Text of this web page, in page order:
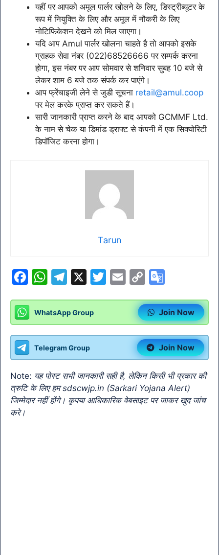
यहीं पर आपको अमूल पार्लर खोलने के लिए, डिस्ट्रीब्यूटर के
रूप में नियुक्ति के लिए और अमूल में नौकरी के लिए
नोटिफिकेशन देखने को मिल जाएगा।
यदि आप Amul पार्लर खोलना चाहते है तो आपको इसके
ग्राहक सेवा नंबर (022)68526666 पर सम्पर्क करना
होगा, इस नंबर पर आप सोमवार से शनिवार सुबह 10 बजे से
लेकर शाम 6 बजे तक संपर्क कर पाएंगे।
आप फ्रेंचाइजी लेने से जुडी सूचना retail@amul.coop
पर मेल करके प्राप्त कर सकते हैं।
सारी जानकारी प्राप्त करने के बाद आपको GCMMF Ltd.
के नाम से चेक या डिमांड ड्राफ्ट से कंपनी में एक सिक्योरिटी
डिपॉजिट करना होगा।
Tarun
F
c
e
b
o
o
k
W
at
s
A
p
p
T
e
gr
a
m
X
T
er
E
ai
l
C
p
y
Li
n
k
o
gl
e
Tr
a
n
sl
WhatsApp Group Join Now
Telegram Group Join Now
Note: यह पोस्ट सभी जानकारी सही है, लेकिन किसी भी प्रकार की
त्रुटि के लिए हम sdscwjp.in (Sarkari Yojana Alert)
जिम्मेदार नहीं होंगे। कृपया आधिकारिक वेबसाइट पर जाकर खुद जांच
करे।